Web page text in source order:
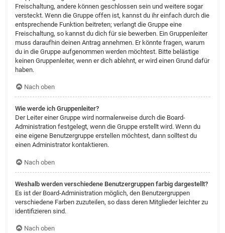
Freischaltung, andere können geschlossen sein und weitere sogar
versteckt. Wenn die Gruppe offen ist, kannst du ihr einfach durch die
entsprechende Funktion beitreten; verlangt die Gruppe eine
Freischaltung, so kannst du dich für sie bewerben. Ein Gruppenleiter
muss daraufhin deinen Antrag annehmen. Er könnte fragen, warum
du in die Gruppe aufgenommen werden möchtest. Bitte belästige
keinen Gruppenleiter, wenn er dich ablehnt, er wird einen Grund dafür
haben.
Nach oben
Wie werde ich Gruppenleiter?
Der Leiter einer Gruppe wird normalerweise durch die Board-
Administration festgelegt, wenn die Gruppe erstellt wird. Wenn du
eine eigene Benutzergruppe erstellen möchtest, dann solltest du
einen Administrator kontaktieren.
Nach oben
Weshalb werden verschiedene Benutzergruppen farbig dargestellt?
Es ist der Board-Administration möglich, den Benutzergruppen
verschiedene Farben zuzuteilen, so dass deren Mitglieder leichter zu
identifizieren sind.
Nach oben